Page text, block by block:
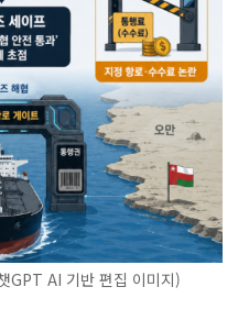
GPT AI 기반 편집 이미지)